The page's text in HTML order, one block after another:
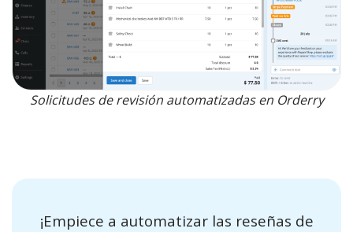
Solicitudes de revisión automatizadas en Orderry
¡Empiece a automatizar las reseñas de